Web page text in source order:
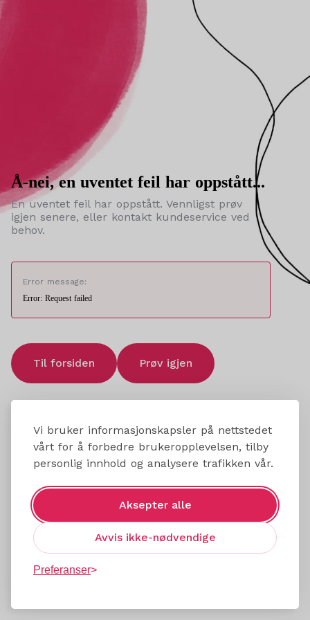
Vi bruker informasjonskapsler på nettstedet
vårt for å forbedre brukeropplevelsen, tilby
personlig innhold og analysere trafikken vår.
Aksepter alle
Avvis ikke-nødvendige
Preferanser
Å-nei, en uventet feil har oppstått...
En uventet feil har oppstått. Vennligst prøv
igjen senere, eller kontakt kundeservice ved
behov.
Error message:
Error: Request failed
Til forsiden Prøv igjen